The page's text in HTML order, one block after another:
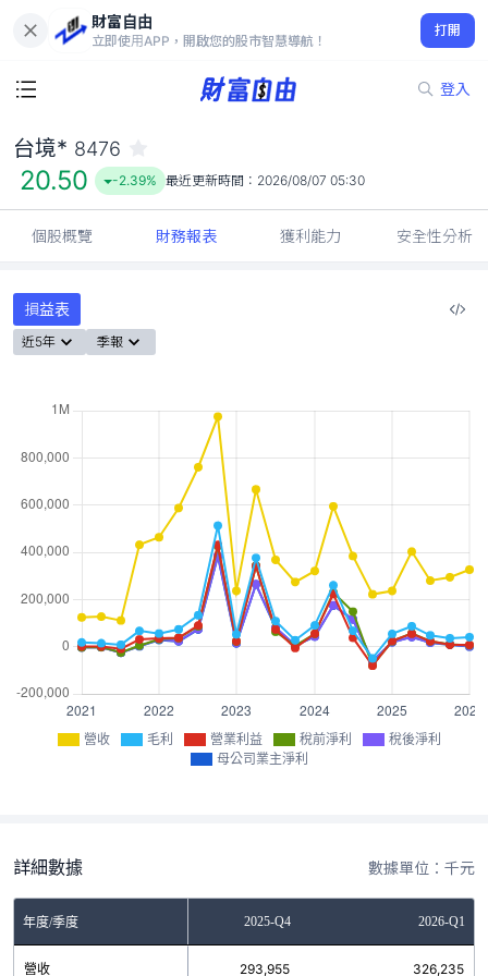
財富自由
立即使用APP，開啟您的股市智慧導航！
打開
登入
20.50
-2.39%
台境* 8476
20.50 -2.39% 最近更新時間： 2026/08/07 05:30
個股概覽 財務報表 獲利能力 安全性分析
損益表
近5年 季報
營收 毛利 營業利益 稅前淨利
稅後淨利
母公司業主淨利
詳細數據 數據單位：千元
年度/季度2025-Q3 2025-Q4 2026-Q1
營收 293,955 326,235